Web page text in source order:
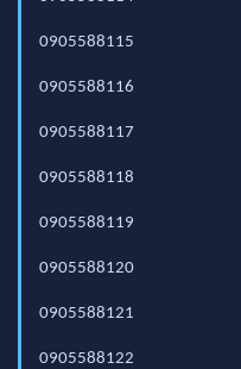
0905588115
0905588116
0905588117
0905588118
0905588119
0905588120
0905588121
0905588122